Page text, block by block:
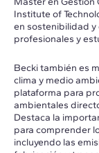
Institute of
en sostenibilidad
profesionales y
Becki también es
clima y medio
plataforma para
ambientales
Destaca la
para comprender
incluyendo las